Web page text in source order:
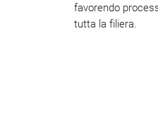
favorendo
tutta la filiera.